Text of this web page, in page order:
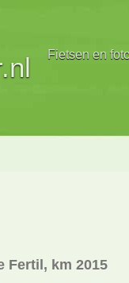
Fietsen en
Fertil, km 2015